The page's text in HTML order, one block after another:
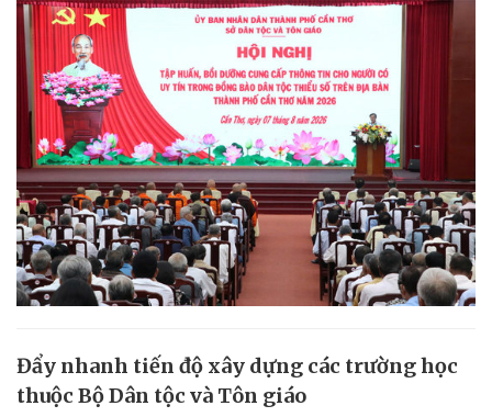
Đẩy nhanh tiến độ xây dựng các trường học
thuộc Bộ Dân tộc và Tôn giáo